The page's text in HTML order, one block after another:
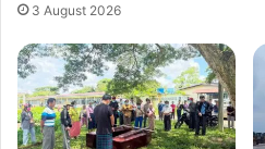
3 August 2026